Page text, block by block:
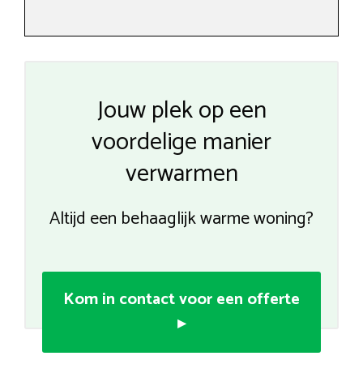
Jouw plek op een
voordelige manier
verwarmen
Altijd een behaaglijk warme woning?
Kom in contact voor een offerte
▸